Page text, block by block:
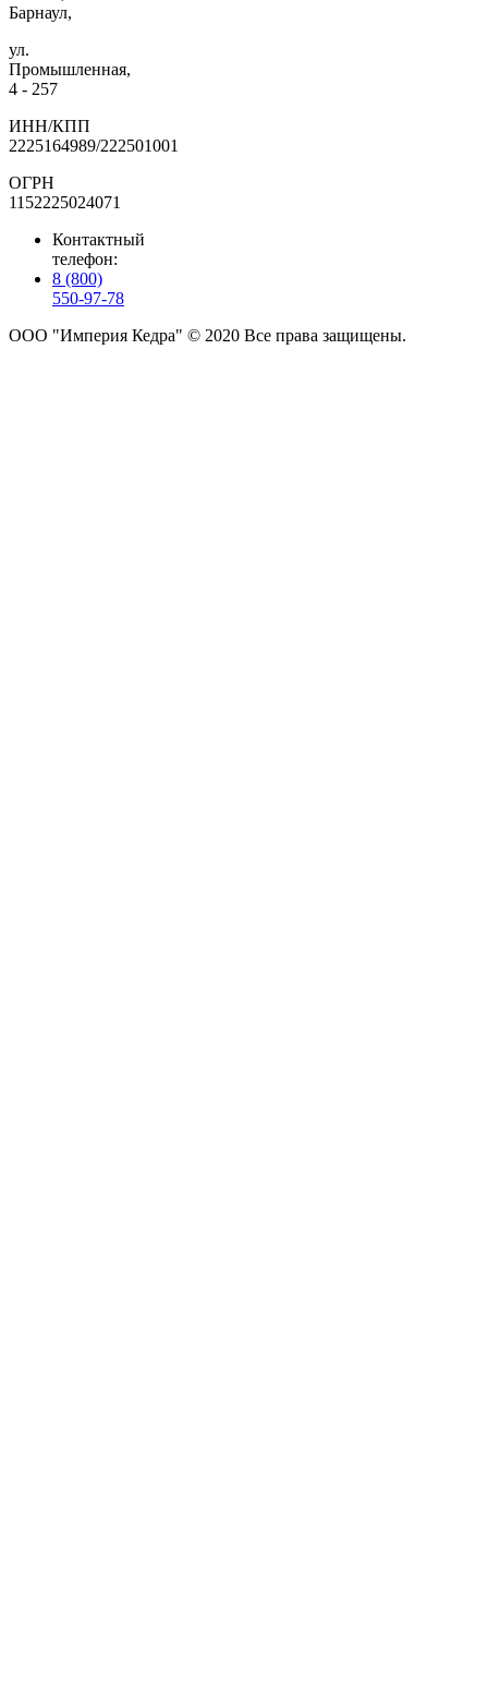
Барнаул,
ул.
Промышленная,
4 - 257
ИНН/КПП
2225164989/222501001
ОГРН
1152225024071
Контактный
телефон:
8 (800)
550-97-78
ООО "Империя Кедра" © 2020 Все права защищены.